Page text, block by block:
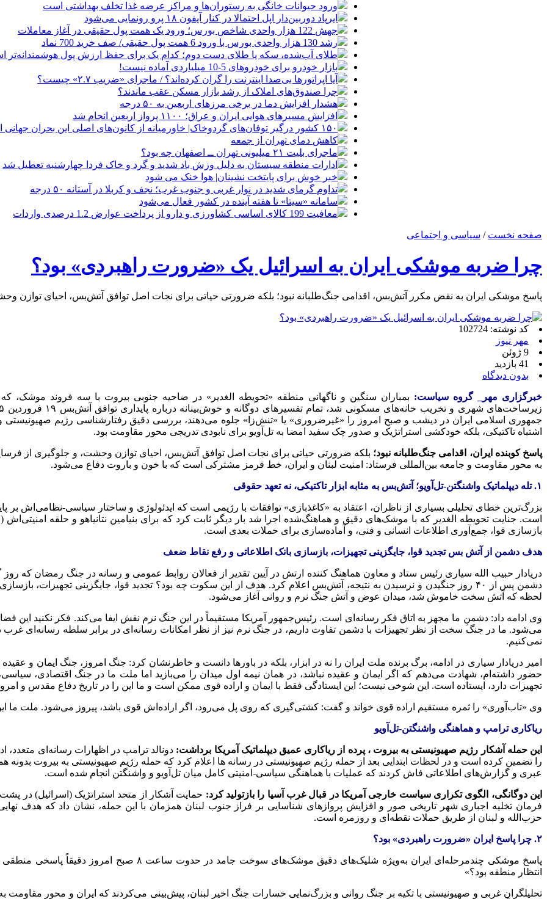
ورود حیوانات خانگی به رستوران‌ها و مراکز عرضه غذا تخلف بهداشتی است
ایرپاد دوربین‌دار اپل احتمالا در کنار آیفون ۱۸ پرو رونمایی می‌شود
جهش 122 هزار واحدی شاخص بورس؛ ورود یک همت پول حقیقی در آغاز معاملات
رشد 130 هزار واحدی بورس با ورود 6 همت پول حقیقی/ صف خرید 700 نماد
طلای آب‌شده، سکه یا طلای دست دوم؛ کدام یک برای حفظ ارزش پول هوشمندانه‌تر
بازار خودرو برای خودروهای 5-10 میلیاردی آماده نیست!
آیا اپراتورها بی‌صدا اینترنت را گران کرده‌اند؟ / ماجرای «ضریب ۲.۷» چیست؟
چرا صندوق‌های املاک از رشد بازار مسکن عقب ماندند؟
هشدار افزایش دما در برخی مرزهای اربعین به ۵۰ درجه
افزایش مسیرهای هوایی ایران و عراق؛ ۱۱۰۰ پرواز اربعین انجام شد
۱۵۰ کشور درگیر توفان‌های گردوخاک| خاورمیانه از کانون‌های اصلی این بحران جهانی است
کاهش دمای تهران از جمعه
ماجرای بلیت ۲۱ میلیونی تهران ــ اصفهان چه بود؟
ادارات منطقه سیستان به دلیل وزش باد شدید و گرد و خاک فردا چهارشنبه تعطیل شد
خبر خوش برای پایتخت نشینان| هوا خنک می شود
تداوم گرمای شدید در نوار غربی و جنوب غرب؛ نجف و کربلا در آستانه ۵۰ درجه
سامانه «سیتا» تا هفته آینده در کشور فعال می‌شود
معافیت 199 کالای اساسی کشاورزی و دارو از پرداخت عوارض 1.2 درصدی واردات
صفحه نخست / سیاسی و اجتماعی
چرا ضربه موشکی ایران به اسرائیل یک «ضرورت راهبردی» بود؟
پاسخ موشکی ایران به نقض مکرر آتش‌بس، اقدامی جنگ‌طلبانه نبود؛ بلکه ضرورتی حیاتی برای نجات اصل توافق آتش‌بس، احیای
کد نوشته: 102724
مهر نیوز
9 ژوئن
41 بازدید
بدون دیدگاه
خبرگزاری مهر_ گروه سیاست: بمباران سنگین و ناگهانی منطقه «تحویطه الغدیر» در ضاحیه جنوبی بیروت با سه فروند
جمهوری اسلامی ایران در دیشب و صبح امروز را «غیرضروری» یا «تنش‌زا» جلوه می‌دهند، بررسی دقیق رفتارشناسی رژیم صهیونیستی و
اشتباه تاکتیکی، بلکه خودکشی استراتژیک و صدور چک سفید امضا به تل‌آویو برای نابودی تدریجی محور مقاومت بود.
پاسخ کوبنده ایران، اقدامی جنگ‌طلبانه نبود؛ بلکه ضرورتی حیاتی برای نجات اصل توافق آتش‌بس، احیای توازن وحشت، و جلوگیری از
به محور مقاومت و جامعه بین‌المللی فرستاد: امنیت لبنان و ایران، خط قرمز مشترکی است که با خون و باروت دفاع می‌شود.
۱. تله دیپلماتیک واشنگتن-تل‌آویو؛ آتش‌بس به مثابه ابزار تاکتیکی، نه تعهد حقوقی
بزرگ‌ترین خطای تحلیلی بسیاری از ناظران، اعتقاد به «کاغذبازی» توافقات با رژیمی است که ایدئولوژی و ساختار سیاسی-نظامی‌اش
است. جنایت تحویطه الغدیر که با موشک‌های دقیق و هماهنگ‌شده اجرا شد بار دیگر ثابت کرد که برای بنیامین نتانیاهو و حلقه
بازسازی قوا، جمع‌آوری اطلاعات انسانی و فنی، و آماده‌سازی برای حملات بعدی است.
هدف دشمن از آتش بس تجدید قوا، جایگزینی تجهیزات، بازسازی بانک اطلاعاتی و رفع نقاط ضعف
دریادار حبیب الله سیاری رئیس ستاد و معاون هماهنگ کننده ارتش در آیین تقدیر از فعالان روابط عمومی و رسانه در جنگ رمضان که
دشمن پس از ۴۰ روز جنگیدن و نرسیدن به نتیجه، آتش‌بس اعلام کرد. هدف از این سکوت چه بود؟ تجدید قوا، جایگزینی تجهیزات،
لحظه که آتش سخت خاموش شد، میدان عوض و آتش جنگ نرم و روانی آغاز می‌شود.
وی ادامه داد: دشمنِ ما مجهز به اتاق فکر رسانه‌ای است. رئیس‌جمهور آمریکا مستقیماً در این جنگ نرم نقش ایفا می‌کند. فکر نکنید
می‌شود. ما در جنگ سخت از نظر تجهیزات با دشمن تفاوت داریم، در جنگ نرم نیز از نظر امکانات رسانه‌ای در برابر سلطه رسانه‌ای
نمی‌کنیم.
امیر دریادار سیاری در ادامه، برگ برنده ملت ایران را نه در ابزار، بلکه در باورها دانست و خاطرنشان کرد: جنگ امروز، جنگ ایمان و
حضور داشته‌ام، شهادت می‌دهم که اگر ایمان و عقیده نباشد، در همان نیمه اول میدان را می‌بازید اما ملت ما در جنگ اقتصادی،
تجهیزات دارد، ایستاده است. این شوخی نیست؛ این ایستادگی فقط با ایمان و اراده قوی ممکن است و ما این را در تاریخ دفاع مقدس و
وی «تاب‌آوری» را ثمره مستقیم اراده قوی خواند و گفت: کشتی‌گیری که روی پل می‌رود، اگر اراده‌اش قوی باشد، پیروز می‌شود. ملت ما این
ریاکاری ترامپ و هماهنگی واشنگتن-تل‌آویو
این حمله آشکار رژیم صهیونیستی به بیروت ، پرده از ریاکاری عمیق دیپلماتیک آمریکا برداشت: دونالد ترامپ در اظهارات رسانه‌ای
را تضمین کرده است و در لحظات ابتدایی بعد از حمله رژیم صهیونیستی در رسانه ها اعلام کرد که حمله رژیم صهیونیستی به بیروت
عبری و گزارش‌های اطلاعاتی فاش کردند که عملیات با هماهنگی سیاسی-امنیتی کامل میان تل‌آویو و واشنگتن انجام شده است.
این دوگانگی، الگوی تکراری سیاست خارجی آمریکا در قبال غرب آسیا را بازتولید کرد: حمایت آشکار از متحد استراتژیک (اسرائیل) در
فرمان تخلیه اجباری شهر تاریخی صور و افزایش پروازهای شناسایی بر فراز جنوب لبنان همزمان با این حمله، نشان داد که هدف
حزب‌الله و لبنان از طریق حملات نقطه‌ای و روزمره است.
۲. چرا پاسخ ایران «ضرورت راهبردی» بود؟
پاسخ موشکی چندمرحله‌ای ایران به‌ویژه شلیک‌های دقیق
انتظار منطقه بود؟»
تحلیلگران غربی و صهیونیستی با تکیه بر جنگ روانی و بزرگ‌نمایی خسارات جنگ اخیر لبنان، پیش‌بینی می‌کردند که ایران و محور